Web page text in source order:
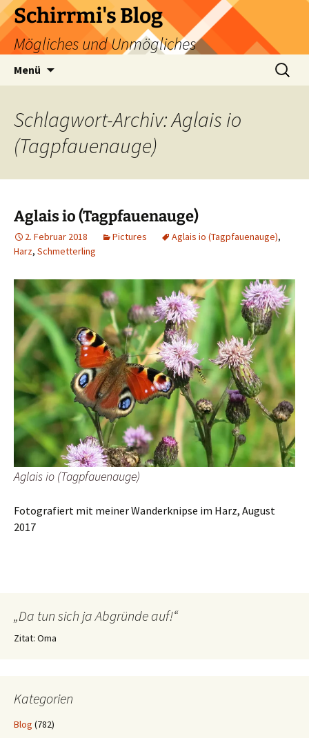
Zum
Inhalt
springen
Schirrmi's Blog
Mögliches und Unmögliches
Menü
Suchen
nach:
Schlagwort-Archiv: Aglais io
(Tagpfauenauge)
Aglais io (Tagpfauenauge)
2. Februar 2018 Pictures Aglais io (Tagpfauenauge),
Harz, Schmetterling
Aglais io (Tagpfauenauge)
Fotografiert mit meiner Wanderknipse im Harz, August
2017
„Da tun sich ja Abgründe auf!“
Zitat: Oma
Kategorien
Blog (782)